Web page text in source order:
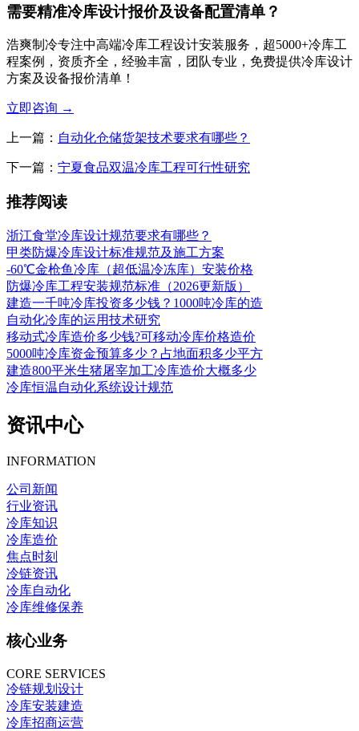
需要精准冷库设计报价及设备配置清单？
浩爽制冷专注中高端冷库工程设计安装服务，超5000+冷库工
程案例，资质齐全，经验丰富，团队专业，免费提供冷库设计
方案及设备报价清单！
立即咨询 →
上一篇： 自动化仓储货架技术要求有哪些？
下一篇： 宁夏食品双温冷库工程可行性研究
推荐阅读
浙江食堂冷库设计规范要求有哪些？
甲类防爆冷库设计标准规范及施工方案
-60℃金枪鱼冷库（超低温冷冻库）安装价格
防爆冷库工程安装规范标准（2026更新版）
建造一千吨冷库投资多少钱？1000吨冷库的造
自动化冷库的运用技术研究
移动式冷库造价多少钱?可移动冷库价格造价
5000吨冷库资金预算多少？占地面积多少平方
建造800平米生猪屠宰加工冷库造价大概多少
冷库恒温自动化系统设计规范
资讯中心
INFORMATION
公司新闻
行业资讯
冷库知识
冷库造价
焦点时刻
冷链资讯
冷库自动化
冷库维修保养
核心业务
CORE SERVICES
冷链规划设计
冷库安装建造
冷库招商运营